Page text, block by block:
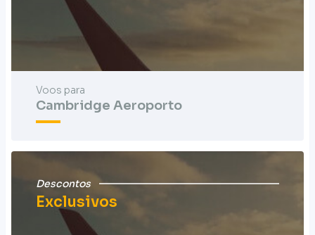
Voos para
Cambridge Aeroporto
Descontos
Exclusivos